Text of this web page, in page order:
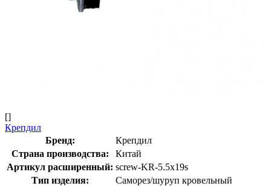
[]
Крепдил
Бренд:
Крепдил
Страна производства:
Китай
Артикул расширенный: screw-KR-5.5х19s
Тип изделия:
Саморез/шуруп кровельный